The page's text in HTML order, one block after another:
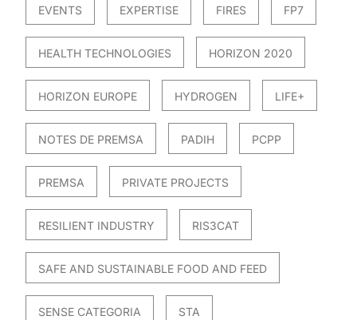
EVENTS EXPERTISE FIRES FP7
HEALTH TECHNOLOGIES HORIZON 2020
HORIZON EUROPE HYDROGEN LIFE+
NOTES DE PREMSA PADIH PCPP
PREMSA PRIVATE PROJECTS
RESILIENT INDUSTRY RIS3CAT
SAFE AND SUSTAINABLE FOOD AND FEED
SENSE CATEGORIA STA